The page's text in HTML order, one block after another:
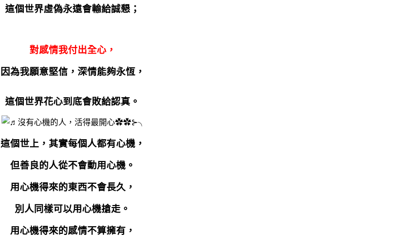
這個世界虛偽永遠會輸給誠懇；
對感情我付出全心，
因為我願意堅信，深情能夠永恆，
這個世界花心到底會敗給認真。
這個世上，其實每個人都有心機，
但善良的人從不會動用心機。
用心機得來的東西不會長久，
別人同樣可以用心機搶走。
用心機得來的感情不算擁有，